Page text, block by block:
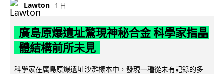
Lawton 1 日
廣島原爆遺址驚現神秘合金 科學家指晶
體結構前所未見
科學家在廣島原爆遺址沙灘樣本中，發現一種從未有記錄的多